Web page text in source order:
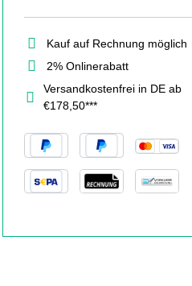
Kauf auf Rechnung möglich
2% Onlinerabatt
Versandkostenfrei in DE ab
€178,50***